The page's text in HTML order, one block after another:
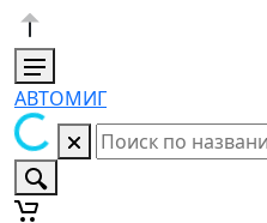
АВТОМИГ